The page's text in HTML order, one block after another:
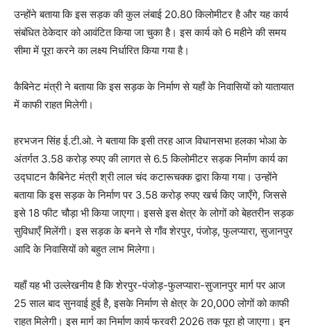
उन्होंने बताया कि इस सड़क की कुल लंबाई 20.80 किलोमीटर है और यह कार्य
संबंधित ठेकेदार को आवंटित किया जा चुका है। इस कार्य को 6 महीने की समय
सीमा में पूरा करने का लक्ष्य निर्धारित किया गया है।
कैबिनेट मंत्री ने बताया कि इस सड़क के निर्माण से यहाँ के निवासियों को यातायात
में काफी राहत मिलेगी।
हरभजन सिंह ई.टी.ओ. ने बताया कि इसी तरह आज विधानसभा हलका भोआ के
अंतर्गत 3.58 करोड़ रुपए की लागत से 6.5 किलोमीटर सड़क निर्माण कार्य का
उद्घाटन कैबिनेट मंत्री श्री लाल चंद कटारूचक्क द्वारा किया गया। उन्होंने
बताया कि इस सड़क के निर्माण पर 3.58 करोड़ रुपए खर्च किए जाएँगे, जिससे
इसे 18 फीट चौड़ा भी किया जाएगा। इससे इस क्षेत्र के लोगों को बेहतरीन सड़क
सुविधाएँ मिलेंगी। इस सड़क के बनने से गाँव शेरपुर, पंजोड़, फुलप्यारा, सुजानपुर
आदि के निवासियों को बहुत लाभ मिलेगा।
यहाँ यह भी उल्लेखनीय है कि शेरपुर-पंजोड़-फुलप्यारा-सुजानपुर मार्ग पर आज
25 साल बाद सुनवाई हुई है, इसके निर्माण से क्षेत्र के 20,000 लोगों को काफी
राहत मिलेगी। इस मार्ग का निर्माण कार्य फरवरी 2026 तक पूरा हो जाएगा। इन